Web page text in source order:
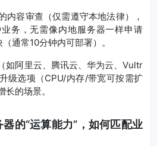
内容审查（仅需遵守本地法律），
务，无需像内地服务器一样申请
通常10分钟内可部署）。
如阿里云、腾讯云、华为云、Vultr
级选项（CPU/内存/带宽可按需扩
的场景。
的“运算能力”，如何匹配业